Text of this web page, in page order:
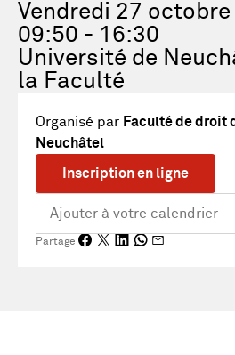
Vendredi 27 octobre
09:50 - 16:30
Université de
la Faculté
Organisé par Faculté de droit
Neuchâtel
Inscription en ligne
Partage